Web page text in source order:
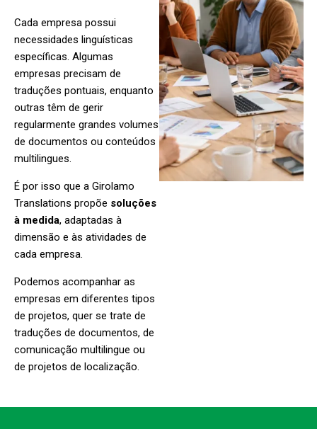
Cada empresa possui
necessidades linguísticas
específicas. Algumas
empresas precisam de
traduções pontuais, enquanto
outras têm de gerir
regularmente grandes volumes
de documentos ou conteúdos
multilingues.
É por isso que a Girolamo
Translations propõe soluções
à medida, adaptadas à
dimensão e às atividades de
cada empresa.
Podemos acompanhar as
empresas em diferentes tipos
de projetos, quer se trate de
traduções de documentos, de
comunicação multilingue ou
de projetos de localização.